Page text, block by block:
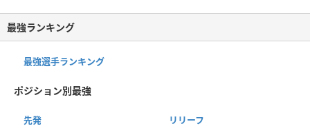
最強ランキング
最強選手ランキング
ポジション別最強
先発 リリーフ